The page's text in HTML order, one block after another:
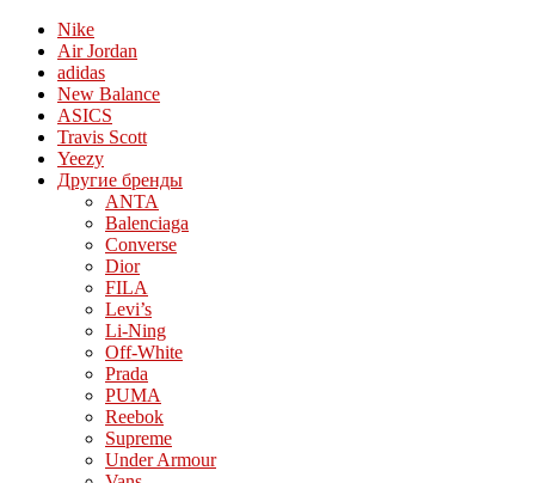
Nike
Air Jordan
adidas
New Balance
ASICS
Travis Scott
Yeezy
Другие бренды
ANTA
Balenciaga
Converse
Dior
FILA
Levi’s
Li-Ning
Off-White
Prada
PUMA
Reebok
Supreme
Under Armour